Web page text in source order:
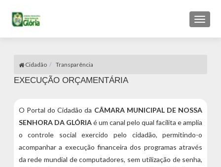
Toggle
Cidadão Transparência
EXECUÇÃO ORÇAMENTÁRIA
O Portal do Cidadão da CÂMARA MUNICIPAL DE NOSSA
SENHORA DA GLÓRIAé um canal pelo qual facilita e amplia
o controle social exercido pelo cidadão, permitindo-o
acompanhar a execução financeira dos programas através
da rede mundial de computadores, sem utilização de senha,